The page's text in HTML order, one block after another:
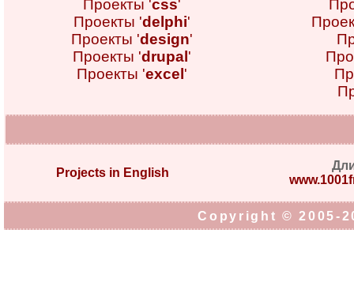
Проекты 'css'
Проекты 'delphi'
Проекты 'design'
Проекты 'drupal '
Проекты 'excel '
Projects in English
Copyright © 2005-